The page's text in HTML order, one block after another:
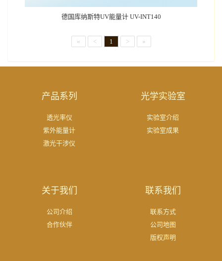
德国库纳斯特UV能量计 UV-INT140
« < 1 > »
产品系列
透光率仪
紫外能量计
激光干涉仪
光学实验室
实验室介绍
实验室成果
关于我们
公司介绍
合作伙伴
联系我们
联系方式
公司地图
版权声明